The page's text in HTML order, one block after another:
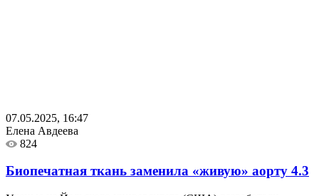
07.05.2025, 16:47
Елена Авдеева
824
Биопечатная ткань заменила «живую» аорту 4.3